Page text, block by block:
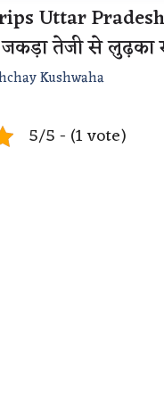
Uttar
तेजी से लुढ़का
Kushwaha
5/5 - (1 vote)